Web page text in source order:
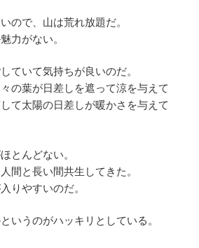
ので、山は荒れ放題だ。
力がない。
ていて気持ちが良いのだ。
の葉が日差しを遮って涼を与えて
て太陽の日差しが暖かさを与えて
とんどない。
間と長い間共生してきた。
りやすいのだ。
いうのがハッキリとしている。